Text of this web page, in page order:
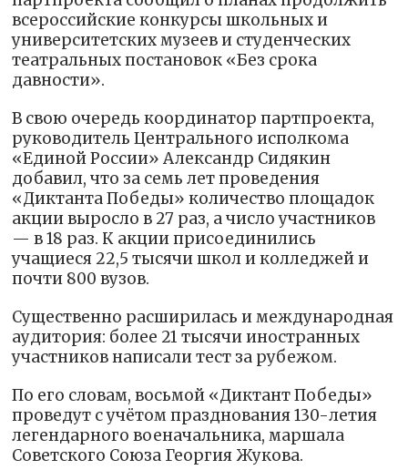
всероссийские конкурсы школьных и
университетских музеев и студенческих
театральных постановок «Без срока
давности».
В свою очередь координатор партпроекта,
руководитель Центрального исполкома
«Единой России» Александр Сидякин
добавил, что за семь лет проведения
«Диктанта Победы» количество площадок
акции выросло в 27 раз, а число участников
— в 18 раз. К акции присоединились
учащиеся 22,5 тысячи школ и колледжей и
почти 800 вузов.
Существенно расширилась и международная
аудитория: более 21 тысячи иностранных
участников написали тест за рубежом.
По его словам, восьмой «Диктант Победы»
проведут с учётом празднования 130-летия
легендарного военачальника, маршала
Советского Союза Георгия Жукова.